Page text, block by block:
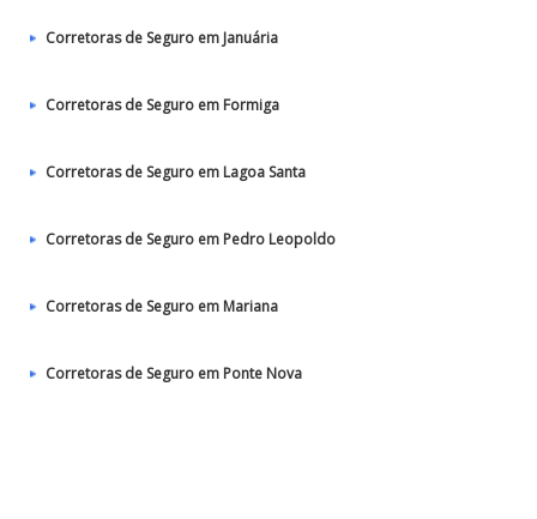
Corretoras de Seguro em Januária
Corretoras de Seguro em Formiga
Corretoras de Seguro em Lagoa Santa
Corretoras de Seguro em Pedro Leopoldo
Corretoras de Seguro em Mariana
Corretoras de Seguro em Ponte Nova